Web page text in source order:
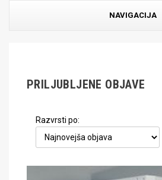
NAVIGACIJA
PRILJUBLJENE OBJAVE
Razvrsti po: